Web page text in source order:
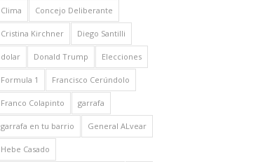
Clima Concejo Deliberante
Cristina Kirchner Diego Santilli
dolar Donald Trump Elecciones
Formula 1 Francisco Cerúndolo
Franco Colapinto garrafa
garrafa en tu barrio General ALvear
Hebe Casado